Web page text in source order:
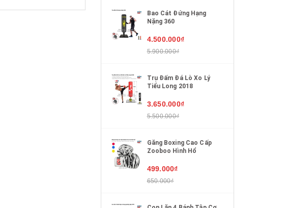
Bao Cát Đứng Hạng
Nặng 360
4.500.000₫
5.900.000₫
Trụ Đấm Đá Lò Xo Lý
Tiểu Long 2018
3.650.000₫
5.500.000₫
Găng Boxing Cao Cấp
Zooboo Hình Hổ
499.000₫
650.000₫